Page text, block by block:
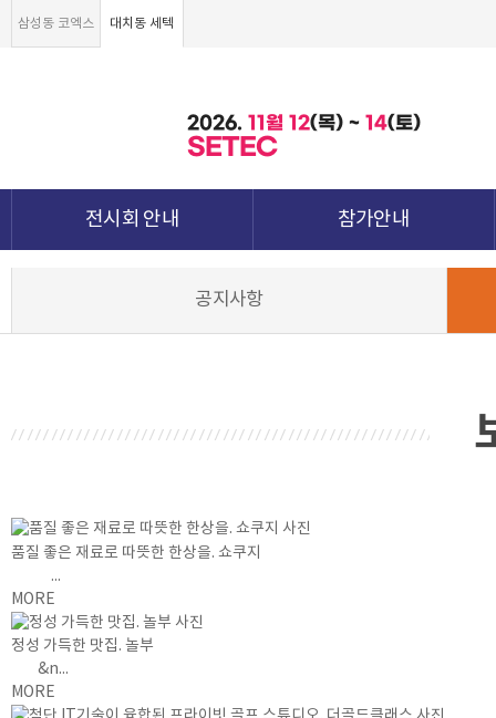
삼성동 코엑스 대치동 세텍
2026. 11월 12(목) ~ 14(토)
SETEC
전시회 안내 참가안내
공지사항
품질 좋은 재료로 따뜻한 한상을. 쇼쿠지
...
MORE
정성 가득한 맛집. 놀부
&n...
MORE